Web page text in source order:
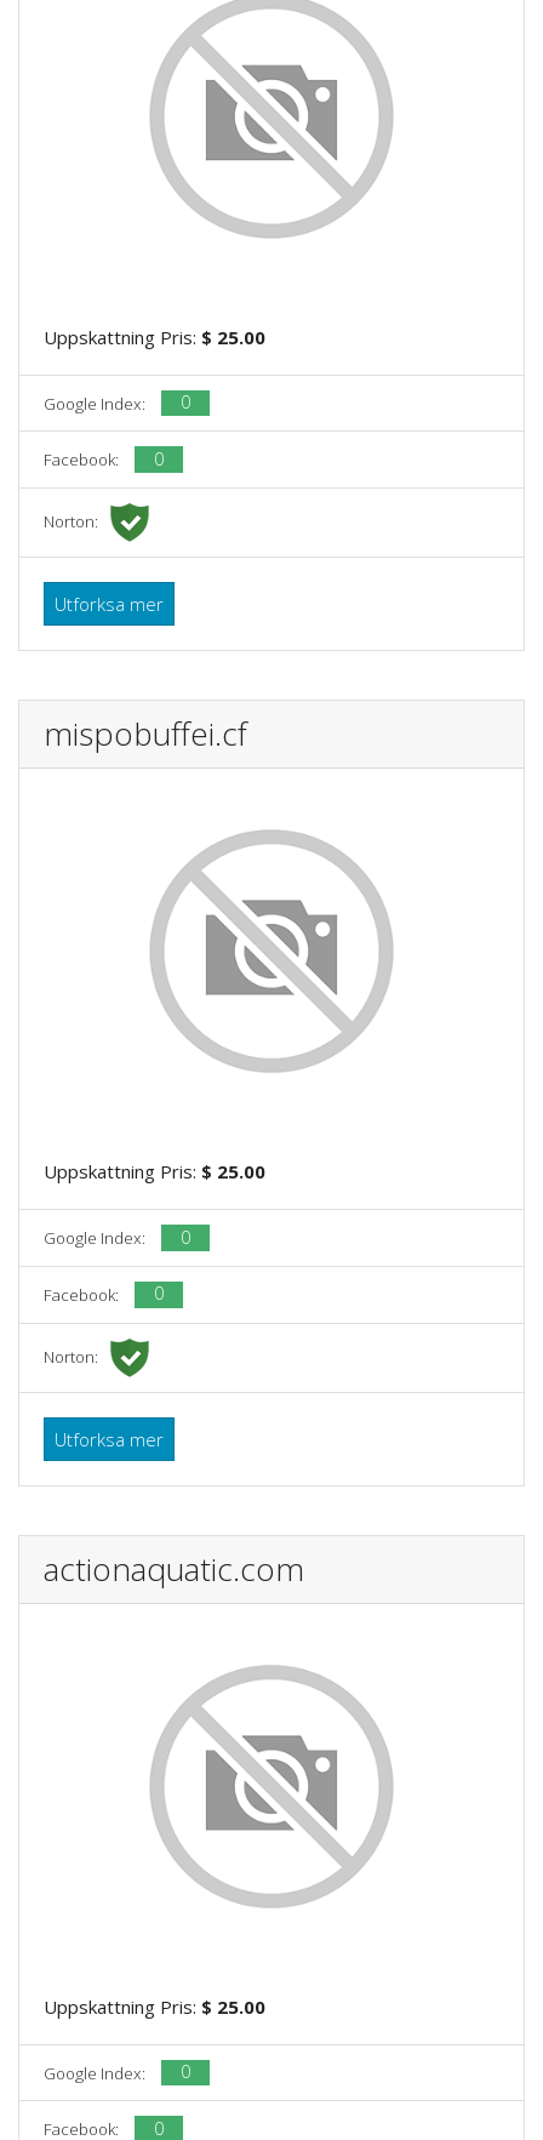
Uppskattning Pris: $ 25.00
Google Index: 0
Facebook: 0
Norton:
Utforksa mer
mispobuffei.cf
Uppskattning Pris: $ 25.00
Google Index: 0
Facebook: 0
Norton:
Utforksa mer
actionaquatic.com
Uppskattning Pris: $ 25.00
Google Index: 0
Facebook: 0